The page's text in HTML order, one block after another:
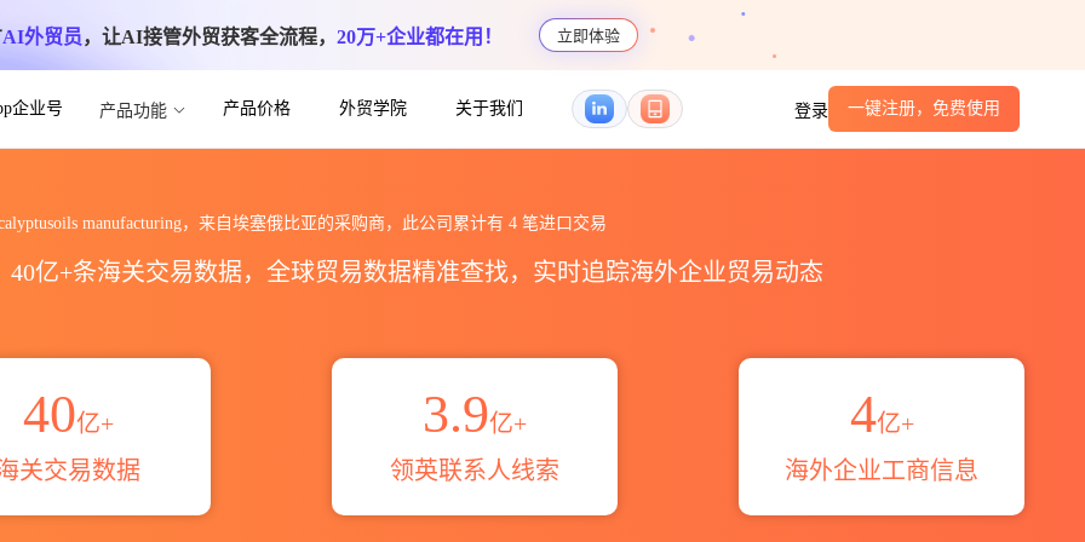
AI外贸员，让AI接管外贸获客全流程， 20万+企业都在用！ 立即体验
企业号 产品功能 产品价格 外贸学院 关于我们 登录 一键注册，免费使用
manufacturing，来自埃塞俄比亚的采购商，此公司累计有 4笔进口交易
40亿+条海关交易数据，全球贸易数据精准查找，实时追踪海外企业贸易动态
40亿+
关交易数据
3.9亿+
领英联系人线索
4亿+
海外企业工商信息